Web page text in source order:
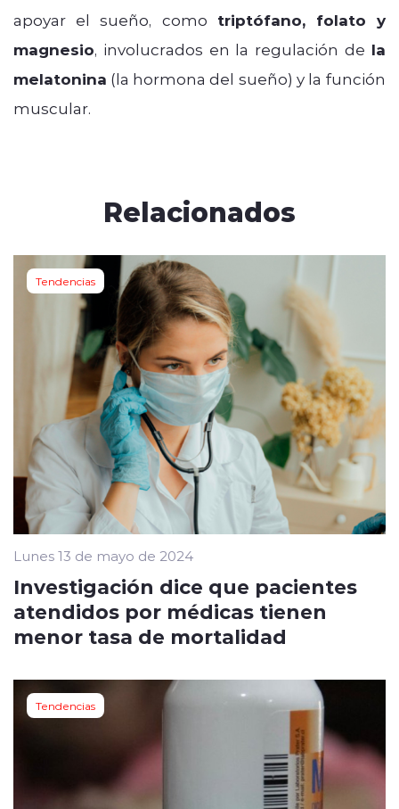
apoyar el sueño, como triptófano, folato y
magnesio, involucrados en la regulación de la
melatonina (la hormona del sueño) y la función
muscular.
Relacionados
Tendencias
Lunes 13 de mayo de 2024
Investigación dice que pacientes
atendidos por médicas tienen
menor tasa de mortalidad
Tendencias